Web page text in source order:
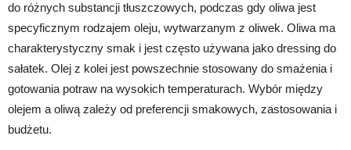
do różnych substancji tłuszczowych, podczas gdy oliwa jest
specyficznym rodzajem oleju, wytwarzanym z oliwek. Oliwa ma
charakterystyczny smak i jest często używana jako dressing do
sałatek. Olej z kolei jest powszechnie stosowany do smażenia i
gotowania potraw na wysokich temperaturach. Wybór między
olejem a oliwą zależy od preferencji smakowych, zastosowania i
budżetu.